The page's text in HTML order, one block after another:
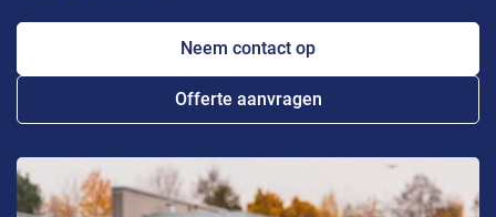
Neem contact op
Offerte aanvragen